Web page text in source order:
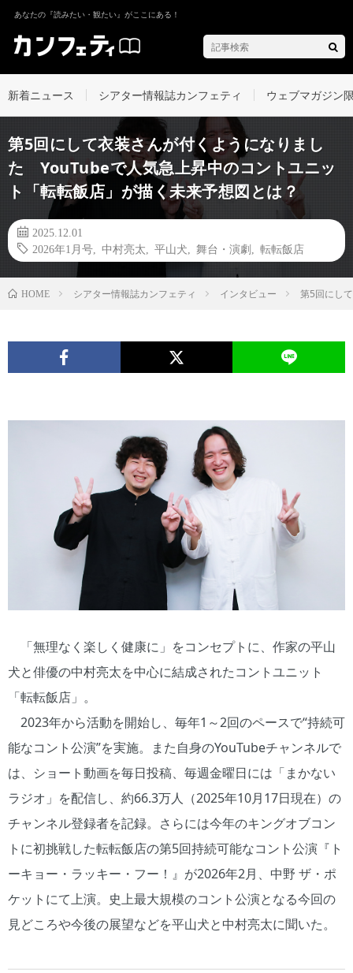
あなたの『読みたい・観たい』がここにある！
新着ニュース シアター情報誌カンフェティ ウェブマガジン
第5回にして衣装さんが付くようになりまし
た YouTubeで人気急上昇中のコントユニッ
ト「転転飯店」が描く未来予想図とは？
2025.12.01
2026年1月号
中村亮太 平山犬 舞台・演劇 転転飯店
HOME シアター情報誌カンフェティ インタビュー 第5回にし
「無理なく楽しく健康に」をコンセプトに、作家の平山
犬と俳優の中村亮太を中心に結成されたコントユニット
「転転飯店」。
2023年から活動を開始し、毎年1～2回のペースで“持続可
能なコント公演”を実施。また自身のYouTubeチャンネルで
は、ショート動画を毎日投稿、毎週金曜日には「まかない
ラジオ」を配信し、約66.3万人（2025年10月17日現在）の
チャンネル登録者を記録。さらには今年のキングオブコン
トに初挑戦した転転飯店の第5回持続可能なコント公演『ト
ーキョー・ラッキー・フー！』が2026年2月、中野 ザ・ポ
ケットにて上演。史上最大規模のコント公演となる今回の
見どころや今後の展望などを平山犬と中村亮太に聞いた。